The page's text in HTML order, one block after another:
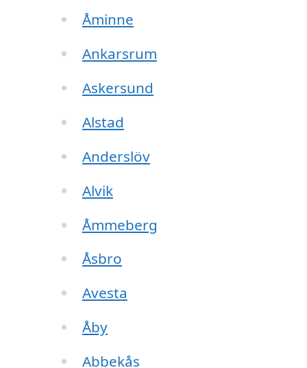
Åminne
Ankarsrum
Askersund
Alstad
Anderslöv
Alvik
Åmmeberg
Åsbro
Avesta
Åby
Abbekås